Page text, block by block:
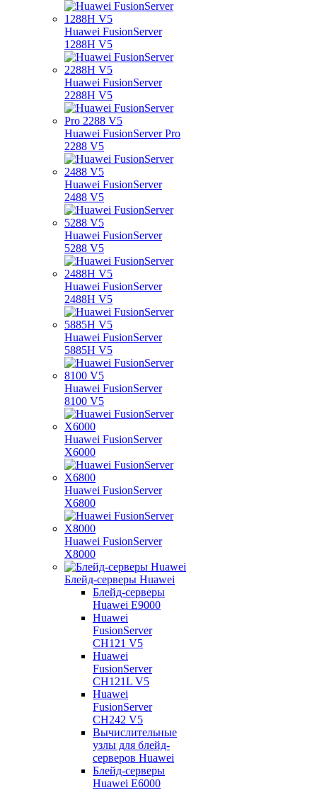
Huawei FusionServer
1288H V5
Huawei FusionServer
2288H V5
Huawei FusionServer Pro
2288 V5
Huawei FusionServer
2488 V5
Huawei FusionServer
5288 V5
Huawei FusionServer
2488H V5
Huawei FusionServer
5885H V5
Huawei FusionServer
8100 V5
Huawei FusionServer
X6000
Huawei FusionServer
X6800
Huawei FusionServer
X8000
Блейд-серверы Huawei
Блейд-серверы
Huawei E9000
Huawei
FusionServer
CH121 V5
Huawei
FusionServer
CH121L V5
Huawei
FusionServer
CH242 V5
Вычислительные
узлы для блейд-
серверов Huawei
Блейд-серверы
Huawei E6000